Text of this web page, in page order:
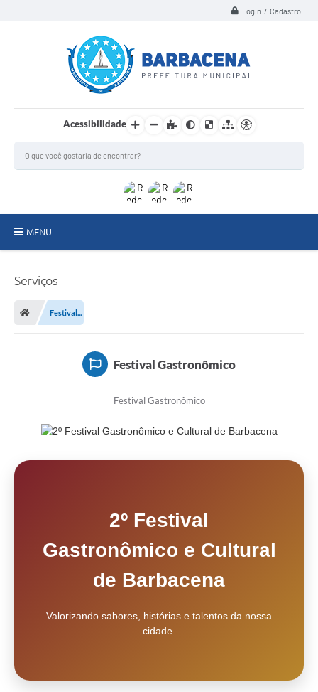
Login / Cadastro
Acessibilidade
MENU
Meio Ambiente
Serviços
Visite Barbacena
PPA - PLANO PLURIANUAL 2026/2029
Cultura
Serviços
Festival...
Festival Gastronômico
Festival Gastronômico
2º Festival
Gastronômico e Cultural
de Barbacena
Valorizando sabores, histórias e talentos da nossa
cidade.